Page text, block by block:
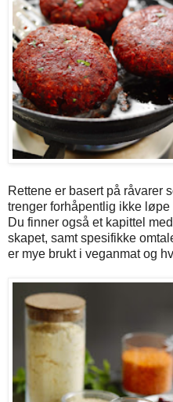
Rettene er basert på råvarer
trenger forhåpentlig ikke
Du finner også et kapittel
skapet, samt spesifikke
er mye brukt i veganmat og